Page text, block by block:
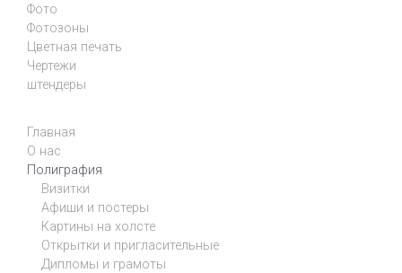
Фото
Фотозоны
Цветная печать
Чертежи
штендеры
Главная
О нас
Полиграфия
Визитки
Афиши и постеры
Картины на холсте
Открытки и пригласительные
Дипломы и грамоты